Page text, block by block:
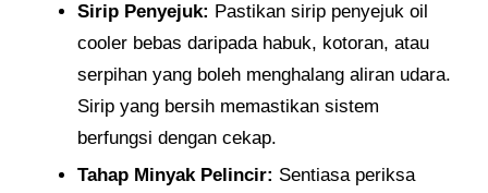
Sirip Penyejuk: Pastikan sirip penyejuk oil
cooler bebas daripada habuk, kotoran, atau
serpihan yang boleh menghalang aliran udara.
Sirip yang bersih memastikan sistem
berfungsi dengan cekap.
Tahap Minyak Pelincir: Sentiasa periksa